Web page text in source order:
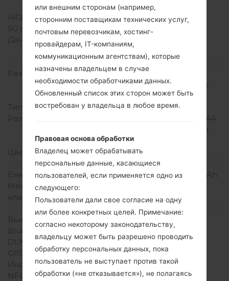
MHz
(4G) LTE
-
5G network
-
Данные
UMTS
Дисплей
Размер экрана
4.0 in (~60.6%
соотношение экрана к
телу)
Тип экрана
TFT
Разрешение экрана
320 x 480 пикселей (~144
плотность пикселей на
дюйм)
Цвета экрана
16M цветов
Аккумулятор и клавиатура
Емкость аккумулятора
Съемный Li-Ion 1540 mAh
Механическая
клавиатура
Интерфейсы
Выход для аудио
3.5mm jack
Bluetooth
Версия 3.0, A2DP
DLNA
Нет
GPS
A-GPS
Инфракрасный порт
Нет
NFC
Нет
или внешним сторонам (например,
сторонним поставщикам технических услуг,
почтовым перевозчикам, хостинг-
провайдерам, IT-компаниям,
коммуникационным агентствам), которые
назначены владельцем в случае
необходимости обработчиками данных.
Обновленный список этих сторон может быть
востребован у владельца в любое время.
Правовая основа обработки
Владелец может обрабатывать
персональные данные, касающиеся
пользователей, если применяется одно из
следующего:
Пользователи дали свое согласие на одну
или более конкретных целей. Примечание:
согласно некоторому законодательству,
владельцу может быть разрешено проводить
обработку персональных данных, пока
пользователь не выступает против такой
обработки («не отказывается»), не полагаясь